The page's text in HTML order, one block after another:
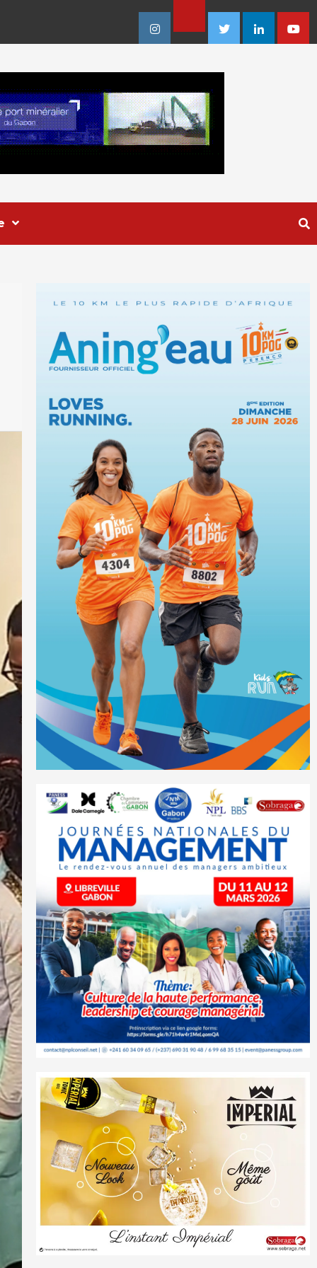
Instagram
Facebook
TwitterLinkedin